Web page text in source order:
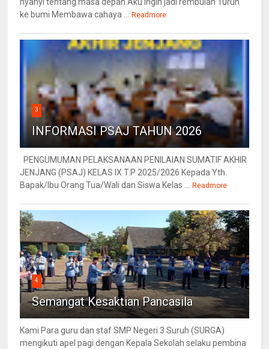
nyanyi tentang masa depan Aku ingin jadi rembulan Turun
ke bumi Membawa cahaya ... Readmore
3
INFORMASI PSAJ TAHUN 2026
PENGUMUMAN PELAKSANAAN PENILAIAN SUMATIF AKHIR
JENJANG (PSAJ) KELAS IX T.P 2025/2026 Kepada Yth.
Bapak/Ibu Orang Tua/Wali dan Siswa Kelas ... Readmore
4
Semangat Kesaktian Pancasila
Kami Para guru dan staf SMP Negeri 3 Suruh (SURGA)
mengikuti apel pagi dengan Kepala Sekolah selaku pembina